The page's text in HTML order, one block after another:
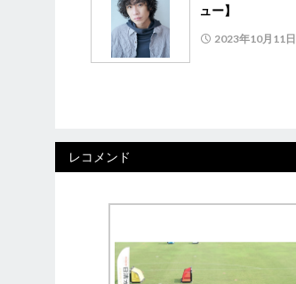
ュー】
2023年10月11日
レコメンド